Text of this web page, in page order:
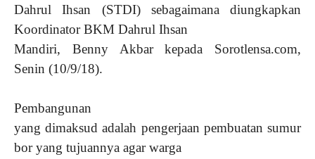
Dahrul Ihsan (STDI) sebagaimana diungkapkan
Koordinator BKM Dahrul Ihsan
Mandiri, Benny Akbar kepada Sorotlensa.com,
Senin (10/9/18).
Pembangunan
yang dimaksud adalah pengerjaan pembuatan sumur
bor yang tujuannya agar warga